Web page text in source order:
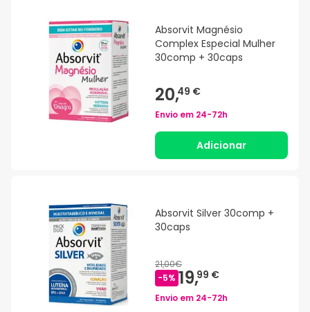
Absorvit Magnésio
Complex Especial Mulher
30comp + 30caps
20,49 €
Envio em 24-72h
Adicionar
Absorvit Silver 30comp +
30caps
21,00€
-5% 19,99 €
Envio em 24-72h